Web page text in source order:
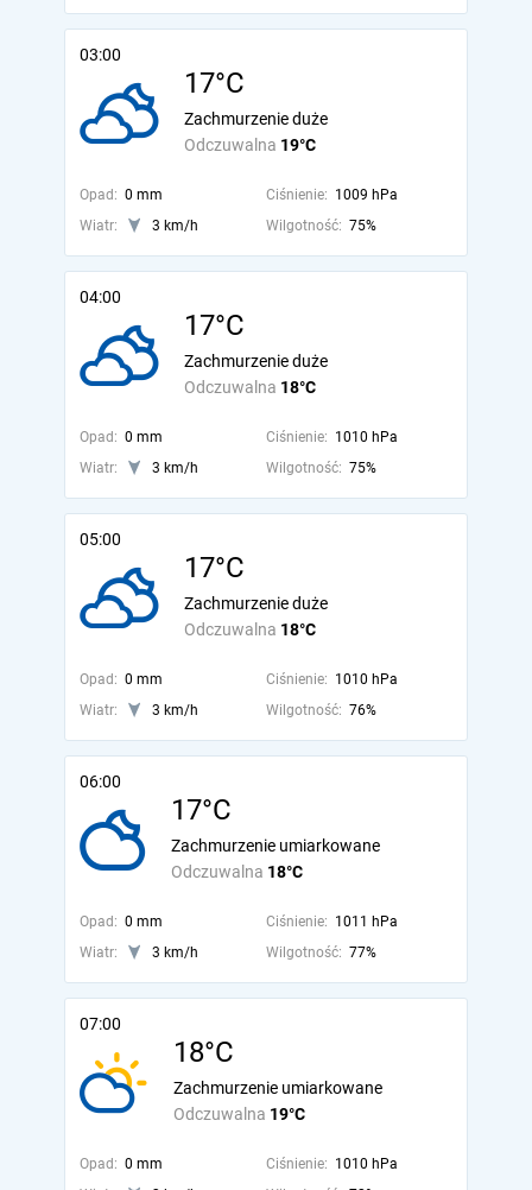
03:00
17°C
Odczuwalna 19°C
Zachmurzenie duże
Opad: 0 mm Ciśnienie: 1009 hPa
Wiatr:
3 km/h Wilgotność: 75%
04:00
17°C
Odczuwalna 18°C
Zachmurzenie duże
Opad: 0 mm Ciśnienie: 1010 hPa
Wiatr:
3 km/h Wilgotność: 75%
05:00
17°C
Odczuwalna 18°C
Zachmurzenie duże
Opad: 0 mm Ciśnienie: 1010 hPa
Wiatr:
3 km/h Wilgotność: 76%
06:00
17°C
Odczuwalna 18°C
Zachmurzenie umiarkowane
Opad: 0 mm Ciśnienie: 1011 hPa
Wiatr:
3 km/h Wilgotność: 77%
07:00
18°C
Odczuwalna 19°C
Zachmurzenie umiarkowane
Opad: 0 mm Ciśnienie: 1010 hPa